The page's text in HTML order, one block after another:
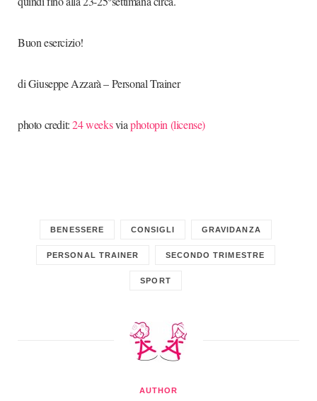
Buon esercizio!
di Giuseppe Azzarà – Personal Trainer
photo credit:24 weeksviaphotopin (license)
BENESSERE CONSIGLI GRAVIDANZA
PERSONAL TRAINER SECONDO TRIMESTRE
SPORT
AUTHOR